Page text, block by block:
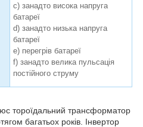
c) занадто висока напруга
батареї
d) занадто низька напруга
батареї
e) перегрів батареї
f) занадто велика пульсація
постійного струму
тороїдальний трансформатор
багатьох років. Інвертор